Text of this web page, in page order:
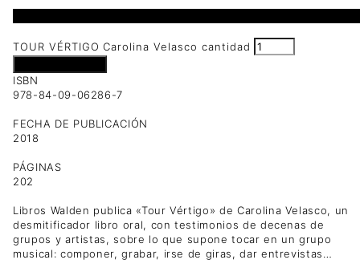
TOUR VÉRTIGO Carolina Velasco cantidad
ISBN
978-84-09-06286-7
FECHA DE PUBLICACIÓN
2018
PÁGINAS
202
Libros Walden publica «Tour Vértigo» de Carolina Velasco, un
desmitificador libro oral, con testimonios de decenas de
grupos y artistas, sobre lo que supone tocar en un grupo
musical: componer, grabar, irse de giras, dar entrevistas…